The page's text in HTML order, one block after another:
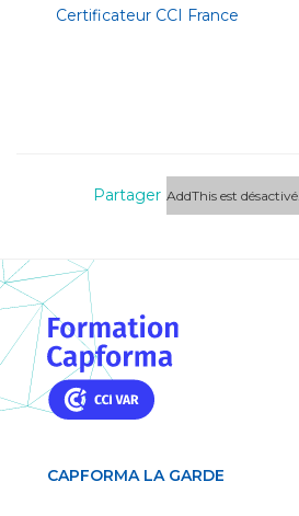
Certificateur CCI France
Partager AddThis est désactivé.
CAPFORMA LA GARDE